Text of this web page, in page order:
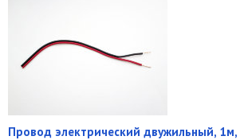
Провод электрический двужильный,